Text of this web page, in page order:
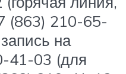
(863) 210-65-
на
41-03 (для